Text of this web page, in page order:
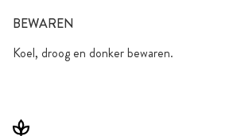
BEWAREN
Koel, droog en donker bewaren.